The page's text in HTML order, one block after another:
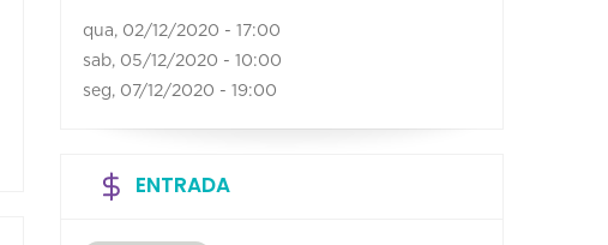
qua, 02/12/2020 - 17:00
sab, 05/12/2020 - 10:00
seg, 07/12/2020 - 19:00
ENTRADA